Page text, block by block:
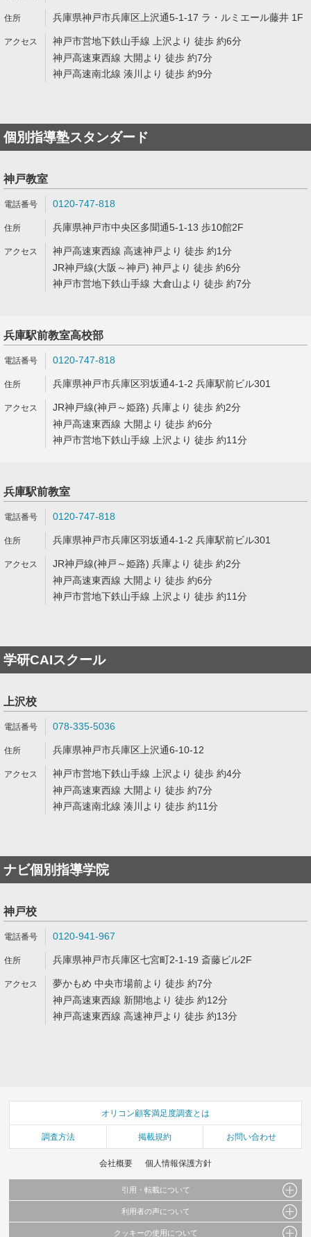
兵庫県神戸市兵庫区上沢通5-1-17 ラ・ルミエール藤井 1F
神戸市営地下鉄山手線 上沢より 徒歩 約6分
神戸高速東西線 大開より 徒歩 約7分
神戸高速南北線 湊川より 徒歩 約9分
個別指導塾スタンダード
神戸教室
0120-747-818
兵庫県神戸市中央区多聞通5-1-13 歩10館2F
神戸高速東西線 高速神戸より 徒歩 約1分
JR神戸線(大阪～神戸) 神戸より 徒歩 約6分
神戸市営地下鉄山手線 大倉山より 徒歩 約7分
兵庫駅前教室高校部
0120-747-818
兵庫県神戸市兵庫区羽坂通4-1-2 兵庫駅前ビル301
JR神戸線(神戸～姫路) 兵庫より 徒歩 約2分
神戸高速東西線 大開より 徒歩 約6分
神戸市営地下鉄山手線 上沢より 徒歩 約11分
兵庫駅前教室
0120-747-818
兵庫県神戸市兵庫区羽坂通4-1-2 兵庫駅前ビル301
JR神戸線(神戸～姫路) 兵庫より 徒歩 約2分
神戸高速東西線 大開より 徒歩 約6分
神戸市営地下鉄山手線 上沢より 徒歩 約11分
学研CAIスクール
上沢校
078-335-5036
兵庫県神戸市兵庫区上沢通6-10-12
神戸市営地下鉄山手線 上沢より 徒歩 約4分
神戸高速東西線 大開より 徒歩 約7分
神戸高速南北線 湊川より 徒歩 約11分
ナビ個別指導学院
神戸校
0120-941-967
兵庫県神戸市兵庫区七宮町2-1-19 斎藤ビル2F
夢かもめ 中央市場前より 徒歩 約7分
神戸高速東西線 新開地より 徒歩 約12分
神戸高速東西線 高速神戸より 徒歩 約13分
オリコン顧客満足度調査とは
調査方法 掲載規約 お問い合わせ
会社概要 個人情報保護方針
引用・転載について
当サイトで公開されている情報（文字、写真、イラスト、画像データ等）及びこれらの配
利用者の声について
当サイトに掲載している内容はすべてサービスの利用者が提出された見解・感想です。
クッキーの使用について